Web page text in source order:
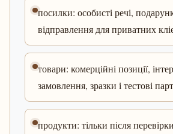
посилки: особисті речі,
відправлення для приватних
товари: комерційні позиції,
замовлення, зразки і тестові
продукти: тільки після